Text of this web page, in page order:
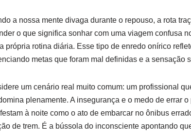
a nossa mente divaga durante o repouso, a rota
o que significa sonhar com uma viagem confusa
própria rotina diária. Esse tipo de enredo onírico
metas que foram mal definidas e a sensação
um cenário real muito comum: um profissional
plenamente. A insegurança e o medo de errar
à noite como o ato de embarcar no ônibus
de trem. É a bússola do inconsciente apontando